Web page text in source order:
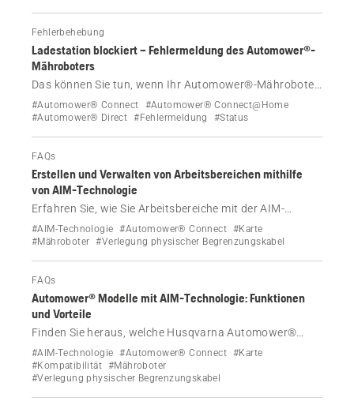
Fehlerbehebung
Ladestation blockiert – Fehlermeldung des Automower®-
Mähroboters
Das können Sie tun, wenn Ihr Automower®-Mähroboter
die Fehlermeldung „Ladestation blockiert“ anzeigt.
#Automower® Connect
#Automower® Connect@Home
#Automower® Direct #Fehlermeldung #Status
FAQs
Erstellen und Verwalten von Arbeitsbereichen mithilfe
von AIM-Technologie
Erfahren Sie, wie Sie Arbeitsbereiche mit der AIM-
Technologie in Ihrem Automower® Mähroboter mit
einem physischen Begrenzungskabel erstellen und
#AIM-Technologie #Automower® Connect #Karte
#Mähroboter
#Verlegung physischer Begrenzungskabel
FAQs
Automower® Modelle mit AIM-Technologie: Funktionen
und Vorteile
Finden Sie heraus, welche Husqvarna Automower®
Modelle mit physischem Begrenzungskabel die AIM-
Technologie unterstützen. Erfahren Sie mehr über
Funktionen wie virtuelle Kartierung, Zone Control und
Guidance, mit denen verschiedene Modelle ausgestattet
#AIM-Technologie #Automower® Connect #Karte
#Kompatibilität #Mähroboter
#Verlegung physischer Begrenzungskabel